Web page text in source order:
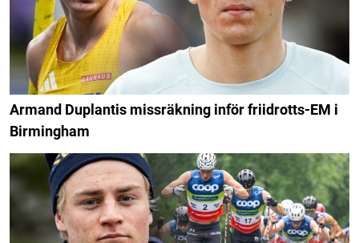
Armand Duplantis missräkning inför friidrotts-EM i
Birmingham